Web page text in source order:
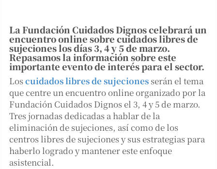
La Fundación Cuidados Dignos celebrará un
encuentro online sobre cuidados libres de
sujeciones los días 3, 4 y 5 de marzo.
Repasamos la información sobre este
importante evento de interés para el sector.
Loscuidados libres de sujeciones serán el tema
que centre un encuentro online organizado por la
Fundación Cuidados Dignos el 3, 4 y 5 de marzo.
Tres jornadas dedicadas a hablar de la
eliminación de sujeciones, así como de los
centros libres de sujeciones y sus estrategias para
haberlo logrado y mantener este enfoque
asistencial.